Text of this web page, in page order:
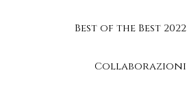
Best of the Best 2022
Collaborazioni